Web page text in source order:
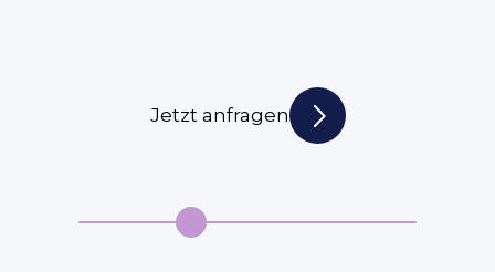
Jetzt anfragen